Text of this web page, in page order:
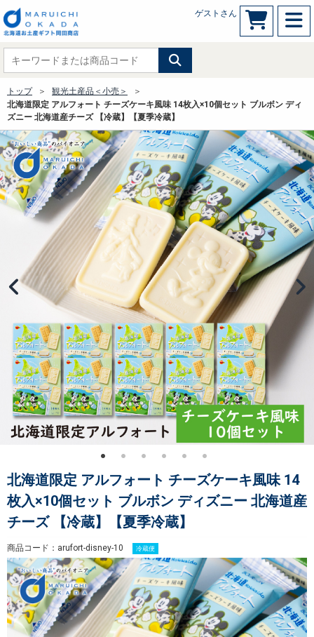
ゲストさん
トップ
観光土産品＜小売＞
北海道限定 アルフォート チーズケーキ風味 14枚入×10個セット ブルボン ディ
ズニー 北海道産チーズ 【冷蔵】【夏季冷蔵】
北海道限定 アルフォート チーズケーキ風味 14
枚入×10個セット ブルボン ディズニー 北海道産
チーズ 【冷蔵】【夏季冷蔵】
商品コード：arufort-disney-10 冷蔵便